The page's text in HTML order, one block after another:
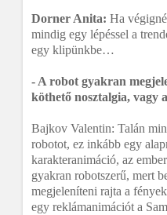
Dorner Anita: Ha
mindig egy lépéssel a
egy klipünkbe…
- A robot gyakran
köthető nosztalgia, vagy
Bajkov Valentin: Talán
robotot, ez inkább egy
karakteranimáció, az
gyakran robotszerű, mert
megjeleníteni rajta a
egy reklámanimációt a